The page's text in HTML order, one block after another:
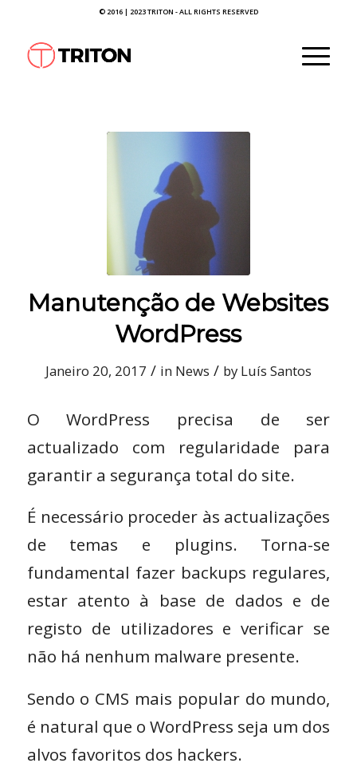
© 2016 | 2023 TRITON - ALL RIGHTS RESERVED
Manutenção de Websites
WordPress
Janeiro 20, 2017 / in News / by Luís Santos
O WordPress precisa de ser
actualizado com regularidade para
garantir a segurança total do site.
É necessário proceder às actualizações
de temas e plugins. Torna-se
fundamental fazer backups regulares,
estar atento à base de dados e de
registo de utilizadores e verificar se
não há nenhum malware presente.
Sendo o CMS mais popular do mundo,
é natural que o WordPress seja um dos
alvos favoritos dos hackers.